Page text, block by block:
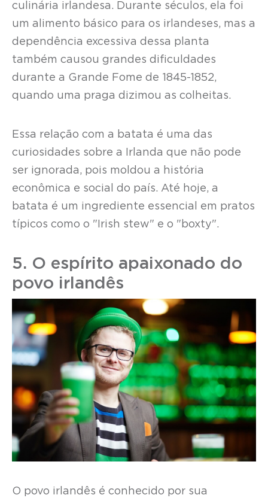
culinária irlandesa. Durante séculos, ela foi
um alimento básico para os irlandeses, mas a
dependência excessiva dessa planta
também causou grandes dificuldades
durante a Grande Fome de 1845-1852,
quando uma praga dizimou as colheitas.
Essa relação com a batata é uma das
curiosidades sobre a Irlanda que não pode
ser ignorada, pois moldou a história
econômica e social do país. Até hoje, a
batata é um ingrediente essencial em pratos
típicos como o "Irish stew" e o "boxty".
5. O espírito apaixonado do
povo irlandês
O povo irlandês é conhecido por sua